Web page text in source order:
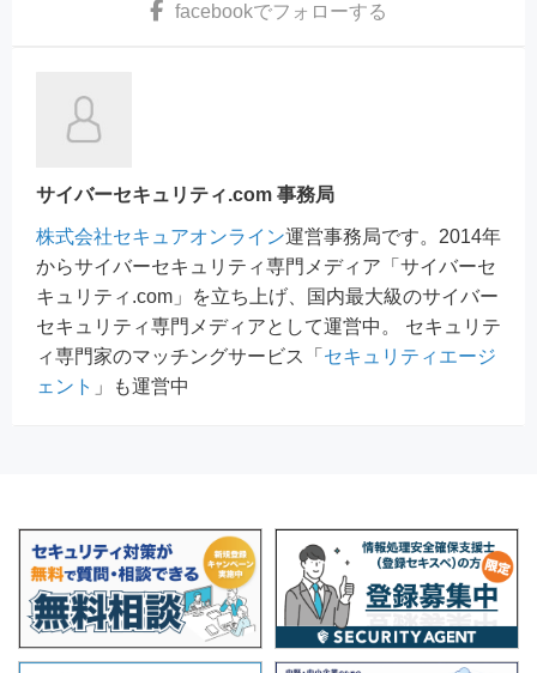
facebookでフォローする
サイバーセキュリティ.com 事務局
株式会社セキュアオンライン運営事務局です。2014年
からサイバーセキュリティ専門メディア「サイバーセ
キュリティ.com」を立ち上げ、国内最大級のサイバー
セキュリティ専門メディアとして運営中。 セキュリテ
ィ専門家のマッチングサービス「 セキュリティエージ
ェント 」も運営中